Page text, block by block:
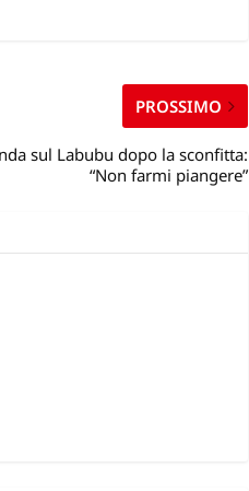
PROSSIMO
sul Labubu dopo la sconfitta:
“Non farmi piangere”